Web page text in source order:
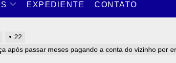
EXPEDIENTE CONTATO
22
após passar meses pagando a conta do vizinho por